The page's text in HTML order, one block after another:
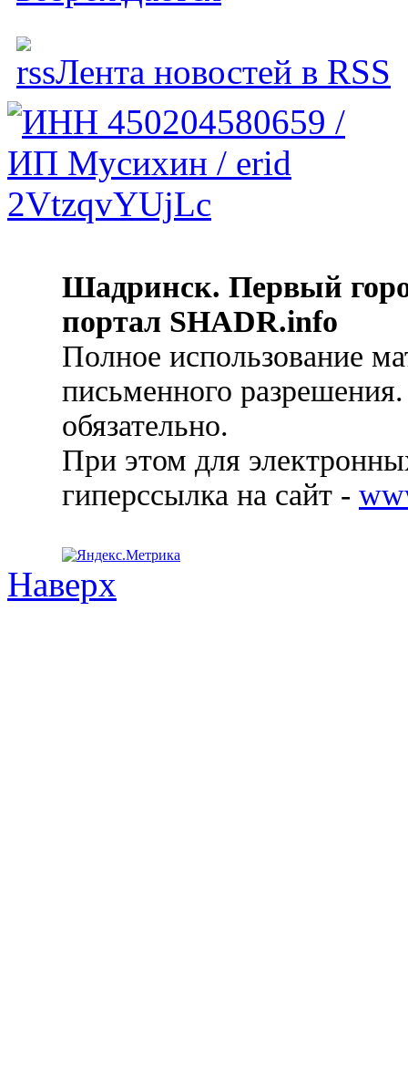
Лента новостей в RSS
Шадринск. Первый
портал SHADR.info
Полное использование
письменного
обязательно.
При этом для
гиперссылка на сайт -
Наверх